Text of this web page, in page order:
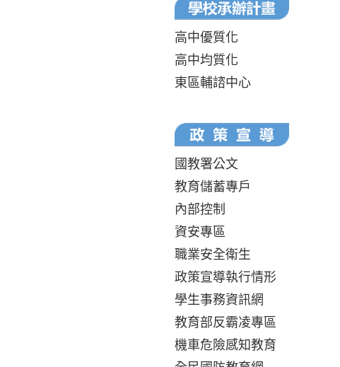
高中優質化
高中均質化
東區輔諮中心
國教署公文
教育儲蓄專戶
內部控制
資安專區
職業安全衛生
政策宣導執行情形
學生事務資訊網
教育部反霸凌專區
機車危險感知教育